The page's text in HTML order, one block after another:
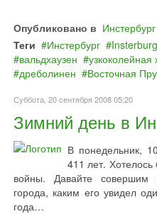
Опубликовано в Инстербург
Теги
Инстербург Insterburg
вальдхаузен
дреболинен
Восточная
Суббота, 20 сентября 2008 05:20
Зимний день в
В понедельник,
411 лет.
войны. Давайте совершим
города, каким его увидел
года…